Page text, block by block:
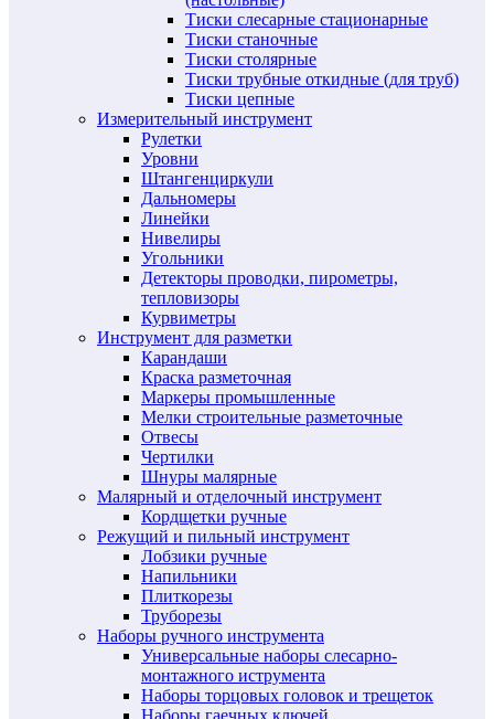
Тиски слесарные стационарные
Тиски станочные
Тиски столярные
Тиски трубные откидные (для труб)
Тиски цепные
Измерительный инструмент
Рулетки
Уровни
Штангенциркули
Дальномеры
Линейки
Нивелиры
Угольники
Детекторы проводки, пирометры,
тепловизоры
Курвиметры
Инструмент для разметки
Карандаши
Краска разметочная
Маркеры промышленные
Мелки строительные разметочные
Отвесы
Чертилки
Шнуры малярные
Малярный и отделочный инструмент
Кордщетки ручные
Режущий и пильный инструмент
Лобзики ручные
Напильники
Плиткорезы
Труборезы
Наборы ручного инструмента
Универсальные наборы слесарно-
монтажного иструмента
Наборы торцовых головок и трещеток